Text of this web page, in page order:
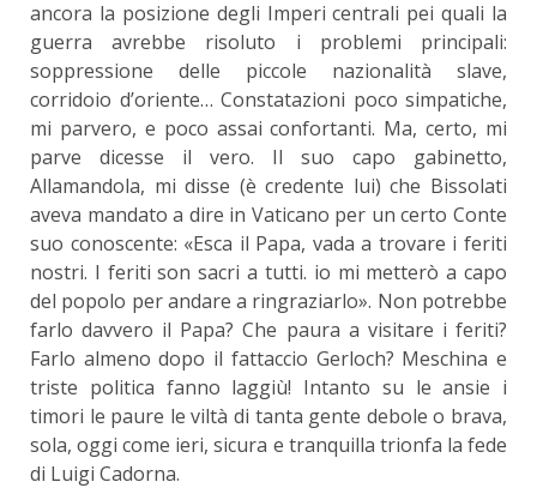
ancora la posizione degli Imperi centrali pei quali la
guerra avrebbe risoluto i problemi principali:
soppressione delle piccole nazionalità slave,
corridoio d’oriente… Constatazioni poco simpatiche,
mi parvero, e poco assai confortanti. Ma, certo, mi
parve dicesse il vero. Il suo capo gabinetto,
Allamandola, mi disse (è credente lui) che Bissolati
aveva mandato a dire in Vaticano per un certo Conte
suo conoscente: «Esca il Papa, vada a trovare i feriti
nostri. I feriti son sacri a tutti. io mi metterò a capo
del popolo per andare a ringraziarlo». Non potrebbe
farlo davvero il Papa? Che paura a visitare i feriti?
Farlo almeno dopo il fattaccio Gerloch? Meschina e
triste politica fanno laggiù! Intanto su le ansie i
timori le paure le viltà di tanta gente debole o brava,
sola, oggi come ieri, sicura e tranquilla trionfa la fede
di Luigi Cadorna.